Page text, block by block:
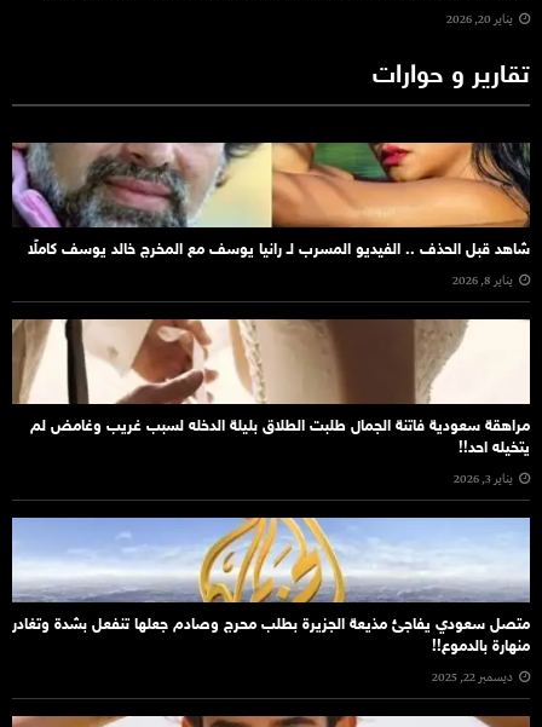
يناير 20, 2026
تقارير و حوارات
شاهد قبل الحذف .. الفيديو المسرب لـ رانيا يوسف مع المخرج خالد يوسف كاملًا
يناير 8, 2026
مراهقة سعودية فاتنة الجمال طلبت الطلاق بليلة الدخله لسبب غريب وغامض لم
يتخيله احد!!
يناير 3, 2026
متصل سعودي يفاجئ مذيعة الجزيرة بطلب محرج وصادم جعلها تنفعل بشدة وتغادر
منهارة بالدموع!!
ديسمبر 22, 2025